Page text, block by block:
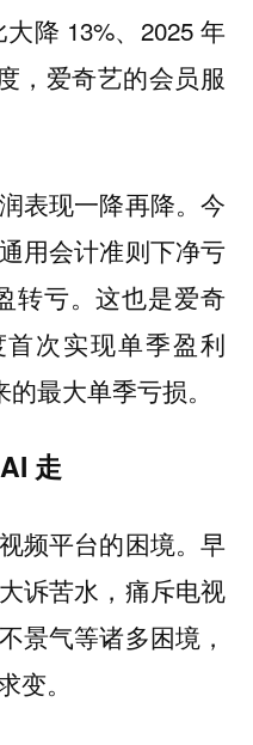
降 13%、2025 年
，爱奇艺的会员服
表现一降再降。今
用会计准则下净亏
转亏。这也是爱奇
次实现单季盈利
最大单季亏损。
走
频平台的困境。早
诉苦水，痛斥电视
景气等诸多困境，
变。